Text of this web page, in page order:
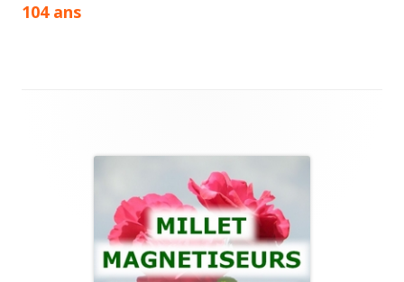
l’article
104 ans